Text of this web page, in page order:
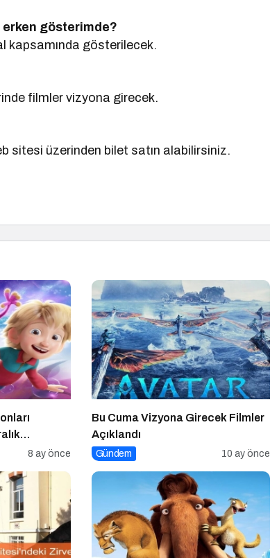
gösterimde?
kapsamında gösterilecek.
filmler vizyona girecek.
sitesi üzerinden bilet satın alabilirsiniz.
8 ay önce
Bu Cuma Vizyona Girecek Filmler
Açıklandı
Gündem 10 ay önce